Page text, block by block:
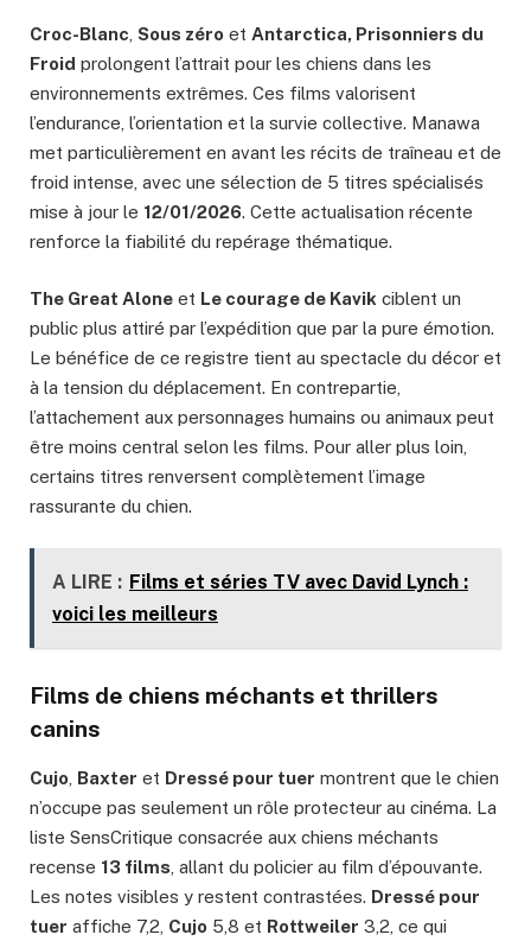
Croc-Blanc Sous zéro et Antarctica, Prisonniers du
Froid prolongent l’attrait pour les chiens dans les
environnements extrêmes. Ces films valorisent
l’endurance, l’orientation et la survie collective. Manawa
met particulièrement en avant les récits de traîneau et de
froid intense, avec une sélection de 5 titres spécialisés
mise à jour le 12/01/2026. Cette actualisation récente
renforce la fiabilité du repérage thématique.
The Great Alone et Le courage de Kavik ciblent un
public plus attiré par l’expédition que par la pure émotion.
Le bénéfice de ce registre tient au spectacle du décor et
à la tension du déplacement. En contrepartie,
l’attachement aux personnages humains ou animaux peut
être moins central selon les films. Pour aller plus loin,
certains titres renversent complètement l’image
rassurante du chien.
A LIRE : Films et séries TV avec David Lynch :
voici les meilleurs
Films de chiens méchants et thrillers
canins
Cujo Baxter et Dressé pour tuer montrent que le chien
n’occupe pas seulement un rôle protecteur au cinéma. La
liste SensCritique consacrée aux chiens méchants
recense 13 films , allant du policier au film d’épouvante.
Les notes visibles y restent contrastées. Dressé pour
tuer affiche 7,2, Cujo 5,8 et Rottweiler 3,2, ce qui